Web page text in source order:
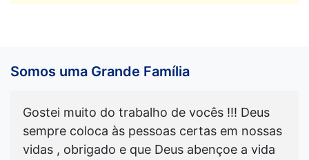
Somos uma Grande Família
Gostei muito do trabalho de vocês !!! Deus
sempre coloca às pessoas certas em nossas
vidas , obrigado e que Deus abençoe a vida